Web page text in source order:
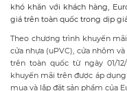
khó khăn với khách hàng,
giá trên toàn quốc trong dịp
Theo chương trình khuyến
cửa nhựa (uPVC), cửa nhôm
trên toàn quốc từ ngày 01/
khuyến mãi trên được áp
mua và lắp đặt sản phẩm của